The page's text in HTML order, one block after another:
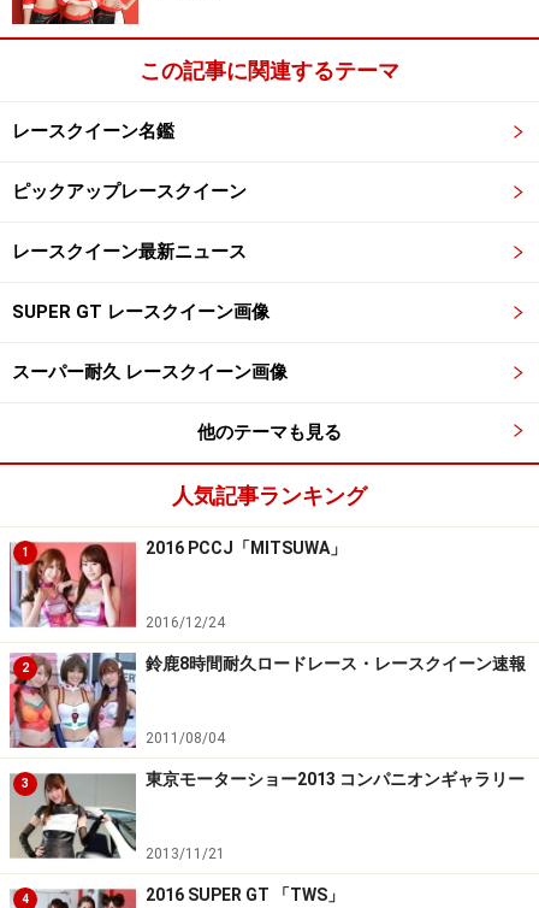
この記事に関連するテーマ
レースクイーン名鑑
ピックアップレースクイーン
レースクイーン最新ニュース
SUPER GT レースクイーン画像
スーパー耐久 レースクイーン画像
他のテーマも見る
人気記事ランキング
1 2016 PCCJ「MITSUWA」
2016/12/24
2 鈴鹿8時間耐久ロードレース・レースクイーン速報
2011/08/04
3 東京モーターショー2013 コンパニオンギャラリー
2013/11/21
4 2016 SUPER GT 「TWS」